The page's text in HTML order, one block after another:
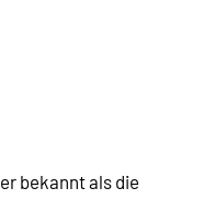
bekannt als die